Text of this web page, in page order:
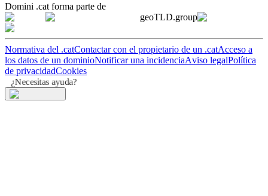
Domini .cat forma parte de
geoTLD.group
Normativa del .catContactar con el propietario de un .catAcceso a
los datos de un dominioNotificar una incidenciaAviso legalPolítica
de privacidadCookies
¿Necesitas ayuda?